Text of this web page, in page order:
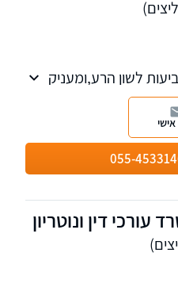
לשון הרע,ומעניק
האזרחי-
וחברות, עריכת ייפוי
055-
אישי
עורכי דין ונוטריון